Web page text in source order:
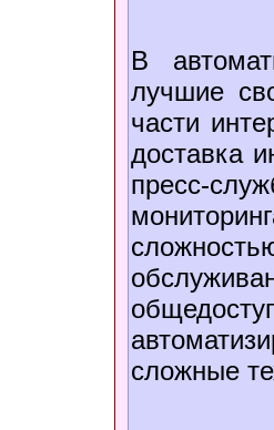
В
лучшие
части
доставка
пресс-
сложные